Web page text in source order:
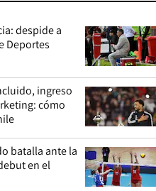
despide a
Deportes
ingreso
cómo
batalla ante la
en el